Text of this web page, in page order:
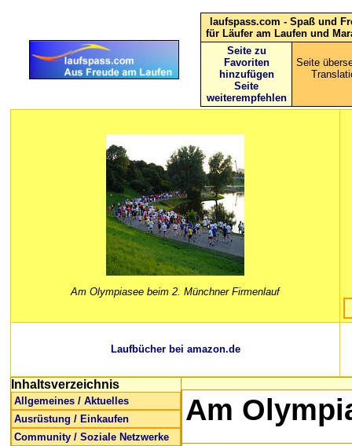
laufspass.com - Spaß und
für Läufer am Laufen und
Seite zu
Favoriten
hinzufügen
Seite
weiterempfehlen
Seite
Am Olympiasee beim 2. Münchner Firmenlauf
Laufbücher bei amazon.de
Inhaltsverzeichnis
Allgemeines / Aktuelles
Ausrüstung / Einkaufen
Community / Soziale Netzwerke
Am